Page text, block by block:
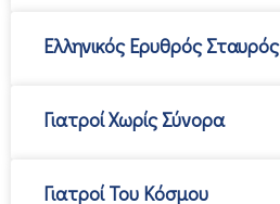
Ελληνικός Ερυθρός Σταυρός
Γιατροί Χωρίς Σύνορα
Γιατροί Του Κόσμου